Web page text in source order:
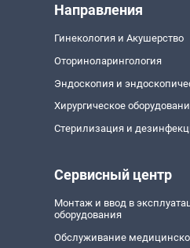
Направления
Гинекология и Акушерство
Оториноларингология
Эндоскопия и
Хирургическое
Стерилизация и
Сервисный центр
Монтаж и ввод в
оборудования
Обслуживание